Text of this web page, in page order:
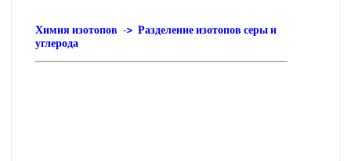
Химия изотопов -> Разделение изотопов серы и
углерода